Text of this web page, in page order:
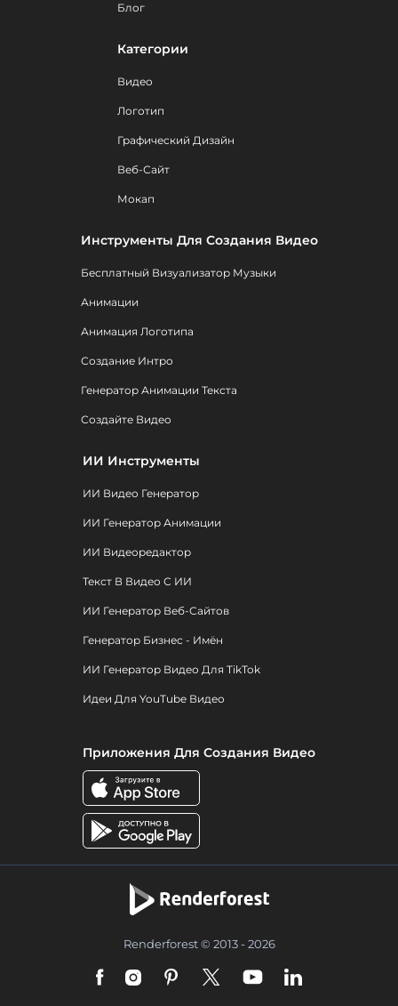
Блог
Категории
Видео
Логотип
Графический Дизайн
Веб-Сайт
Мокап
Инструменты Для Создания Видео
Бесплатный Визуализатор Музыки
Анимации
Анимация Логотипа
Создание Интро
Генератор Анимации Текста
Создайте Видео
ИИ Инструменты
ИИ Видео Генератор
ИИ Генератор Анимации
ИИ Видеоредактор
Текст В Видео С ИИ
ИИ Генератор Веб-Сайтов
Генератор Бизнес - Имён
ИИ Генератор Видео Для TikTok
Идеи Для YouTube Видео
Приложения Для Создания Видео
Renderforest © 2013 - 2026